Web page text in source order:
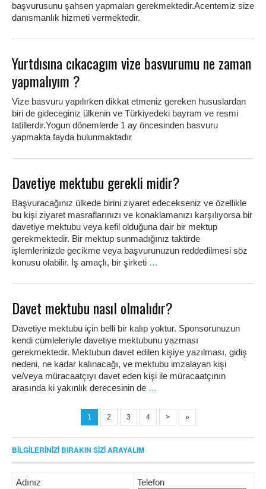
başvurusunu şahsen yapmaları gerekmektedir.Acentemiz size
danısmanlık hizmeti vermektedir.
Yurtdısına cıkacagım vize basvurumu ne zaman
yapmalıyım ?
Vize basvuru yapılırken dikkat etmeniz gereken hususlardan
biri de gideceginiz ülkenin ve Türkiyedeki bayram ve resmi
tatillerdir.Yogun dönemlerde 1 ay öncesinden basvuru
yapmakta fayda bulunmaktadır
Davetiye mektubu gerekli midir?
Başvuracağınız ülkede birini ziyaret edecekseniz ve özellikle
bu kişi ziyaret masraflarınızı ve konaklamanızı karşılıyorsa bir
davetiye mektubu veya kefil olduğuna dair bir mektup
gerekmektedir. Bir mektup sunmadığınız taktirde
işlemlerinizde gecikme veya başvurunuzun reddedilmesi söz
konusu olabilir. İş amaçlı, bir şirketi …
Davet mektubu nasıl olmalıdır?
Davetiye mektubu için belli bir kalıp yoktur. Sponsorunuzun
kendi cümleleriyle davetiye mektubunu yazması
gerekmektedir. Mektubun davet edilen kişiye yazılması, gidiş
nedeni, ne kadar kalınacağı, ve mektubu imzalayan kişi
ve/veya müracaatçıyı davet eden kişi ile müracaatçının
arasında ki yakınlık derecesinin de …
1 2 3 4 > »
BİLGİLERİNİZİ BIRAKIN SİZİ ARAYALIM
Adınız Telefon